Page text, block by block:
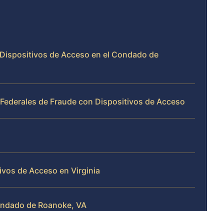
de Acceso en el Condado de
de Fraude con Dispositivos de Acceso
de Acceso en Virginia
de Roanoke, VA